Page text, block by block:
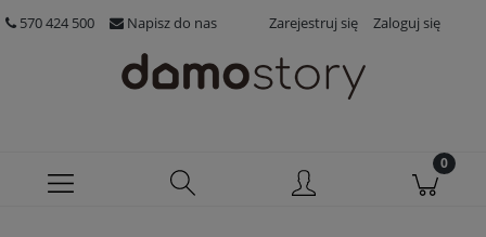
570 424 500 Napisz do nas Zarejestruj się Zaloguj się